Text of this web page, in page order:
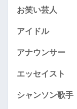
お笑い芸人
アイドル
アナウンサー
エッセイスト
シャンソン歌手